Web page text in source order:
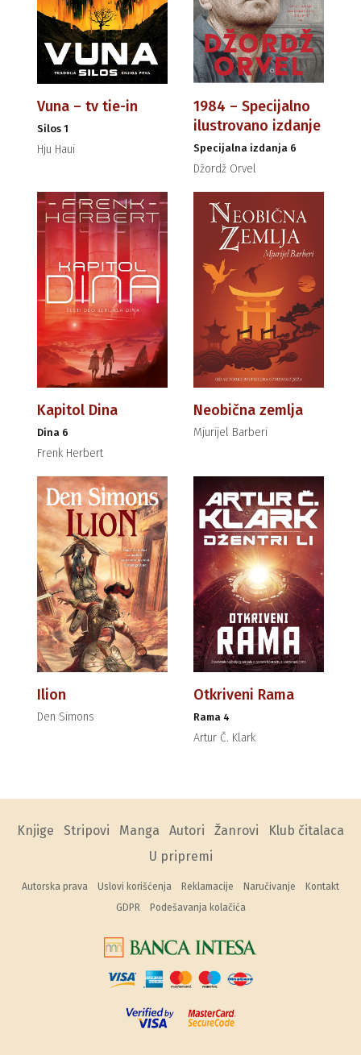
Vuna – tv tie-in
Silos 1
Hju Haui
1984 – Specijalno
ilustrovano izdanje
Specijalna izdanja 6
Džordž Orvel
Kapitol Dina
Dina 6
Frenk Herbert
Neobična zemlja
Mjurijel Barberi
Ilion
Den Simons
Otkriveni Rama
Rama 4
Artur Č. Klark
Knjige Stripovi Manga Autori Žanrovi
Klub čitalaca
U pripremi
Autorska prava Uslovi korišćenja Reklamacije Naručivanje
Kontakt
GDPR
Podešavanja kolačića